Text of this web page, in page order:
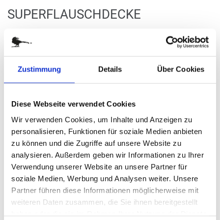
Zustimmung Details Über Cookies
Diese Webseite verwendet Cookies
Wir verwenden Cookies, um Inhalte und Anzeigen zu
personalisieren, Funktionen für soziale Medien anbieten
zu können und die Zugriffe auf unsere Website zu
analysieren. Außerdem geben wir Informationen zu Ihrer
Verwendung unserer Website an unsere Partner für
soziale Medien, Werbung und Analysen weiter. Unsere
Partner führen diese Informationen möglicherweise mit
weiteren Daten zusammen, die Sie ihnen bereitgestellt
Zum
Anfang
Bildergalerie
springen
SUPERFLAUSCHDECKE
Ein Hauch von Luxus
23,30 €
(inkl. MwSt.| zzgl. MwSt.)
zzgl. MwSt., zzgl.Versandkosten
IN DEN WARENKORB